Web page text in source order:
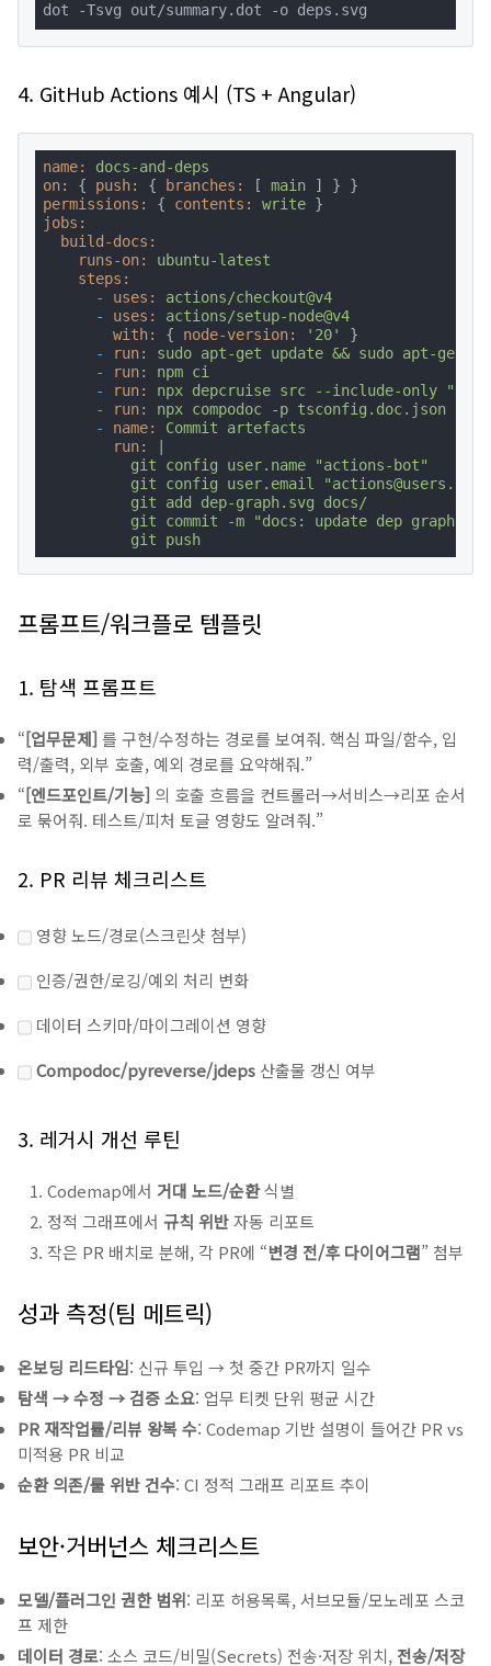
dot -Tsvg out/summary.dot -o deps.svg
4. GitHub Actions 예시 (TS + Angular)
name:
docs-and-deps
on:
{ push: { branches: [ main
permissions:
{ contents: write
jobs:
build-docs:
runs-on:
ubuntu-latest
steps:
-
uses:
actions/checkout@v4
-
uses:
actions/setup-node@v4
with:
{ node-version: '20'
}
-
run: sudo apt-get update && sudo apt-get
-
run: npm ci
-
run: npx depcruise src --include-only
-
run: npx compodoc -p tsconfig.doc.json
-
name: Commit
artefacts
run:
          git config user.name "actions-bot"
git config user.email
          git add dep-graph.svg docs/
git commit -m "docs: update dep graph &
          git push
프롬프트/워크플로 템플릿
1. 탐색 프롬프트
“[업무문제] 를 구현/수정하는 경로를 보여줘. 핵심 파일/함수, 입
력/출력, 외부 호출, 예외 경로를 요약해줘.”
“[엔드포인트/기능] 의 호출 흐름을 컨트롤러→서비스→리포 순서
로 묶어줘. 테스트/피처 토글 영향도 알려줘.”
2. PR 리뷰 체크리스트
영향 노드/경로(스크린샷 첨부)
인증/권한/로깅/예외 처리 변화
데이터 스키마/마이그레이션 영향
Compodoc/pyreverse/jdeps 산출물 갱신 여부
3. 레거시 개선 루틴
Codemap에서 거대 노드/순환식별
정적 그래프에서 규칙 위반자동 리포트
작은 PR 배치로 분해, 각 PR에 “변경 전/후 다이어그램” 첨부
성과 측정(팀 메트릭)
온보딩 리드타임: 신규 투입 → 첫 중간 PR까지 일수
탐색 → 수정 → 검증 소요: 업무 티켓 단위 평균 시간
PR 재작업률/리뷰 왕복 수: Codemap 기반 설명이 들어간 PR vs
미적용 PR 비교
순환 의존/룰 위반 건수: CI 정적 그래프 리포트 추이
보안·거버넌스 체크리스트
모델/플러그인 권한 범위: 리포 허용목록, 서브모듈/모노레포 스코
프 제한
데이터 경로: 소스 코드/비밀(Secrets) 전송·저장 위치, 전송/저장